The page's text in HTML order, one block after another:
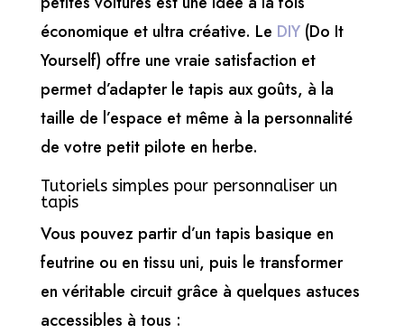
économique et ultra créative. Le DIY(Do It
Yourself) offre une vraie satisfaction et
permet d’adapter le tapis aux goûts, à la
taille de l’espace et même à la personnalité
de votre petit pilote en herbe.
Tutoriels simples pour personnaliser un
tapis
Vous pouvez partir d’un tapis basique en
feutrine ou en tissu uni, puis le transformer
en véritable circuit grâce à quelques astuces
accessibles à tous :